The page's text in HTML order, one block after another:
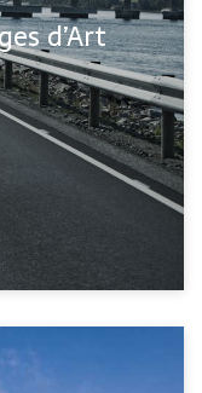
d’Art